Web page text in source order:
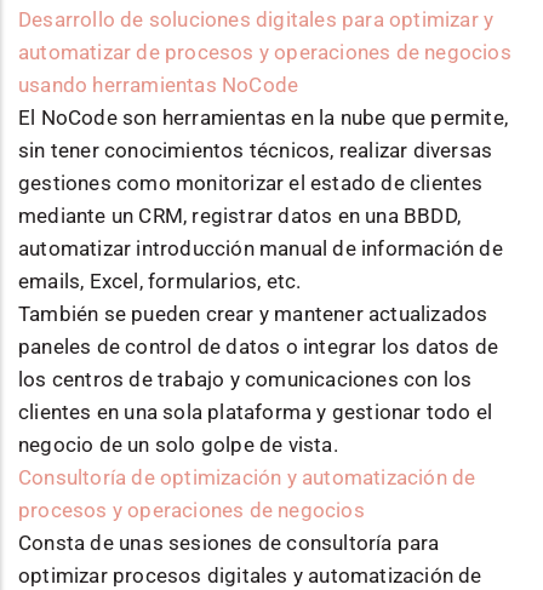
Desarrollo de soluciones digitales para optimizar y
automatizar de procesos y operaciones de negocios
usando herramientas NoCode
El NoCode son herramientas en la nube que permite,
sin tener conocimientos técnicos, realizar diversas
gestiones como monitorizar el estado de clientes
mediante un CRM, registrar datos en una BBDD,
automatizar introducción manual de información de
emails, Excel, formularios, etc.
También se pueden crear y mantener actualizados
paneles de control de datos o integrar los datos de
los centros de trabajo y comunicaciones con los
clientes en una sola plataforma y gestionar todo el
negocio de un solo golpe de vista.
Consultoría de optimización y automatización de
procesos y operaciones de negocios
Consta de unas sesiones de consultoría para
optimizar procesos digitales y automatización de